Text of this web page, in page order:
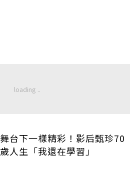
舞台下一樣精彩！影后甄珍70
歲人生「我還在學習」